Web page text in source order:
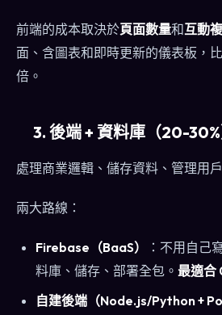
前端的成本取決於頁面數量和互動
面、含圖表和即時更新的儀表板，
倍。
3. 後端 + 資料庫（20-30%
處理商業邏輯、儲存資料、管理用
兩大路線：
Firebase（BaaS）
：不用自己
料庫、儲存、部署全包。 最適合
自建後端（Node.js/Python +